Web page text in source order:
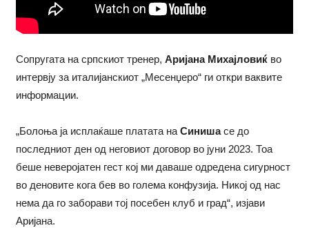
Сопругата на српскиот тренер, Аријана Михајловиќ во
интервју за италијанскиот „Месенџеро“ ги откри ваквите
информации.
„Болоња ја исплаќаше платата на Синишасе до
последниот ден од неговиот договор во јуни 2023. Тоа
беше неверојатен гест кој ми даваше одредена сигурност
во деновите кога бев во голема конфузија. Никој од нас
нема да го заборави тој посебен клуб и град“, изјави
Аријана.